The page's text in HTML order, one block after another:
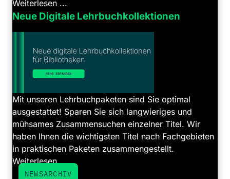
Weiterlesen ...
Neue Digitale Lehrbuchkollektionen
Mit unseren Lehrbuchpaketen sind Sie optimal
ausgestattet! Sparen Sie sich langwieriges und
mühsames Zusammensuchen einzelner Titel. Wir
haben Ihnen die wichtigsten Titel nach Fachgebieten
in praktischen Paketen zusammengestellt.
Weiterlesen ...
NEWSARCHIV